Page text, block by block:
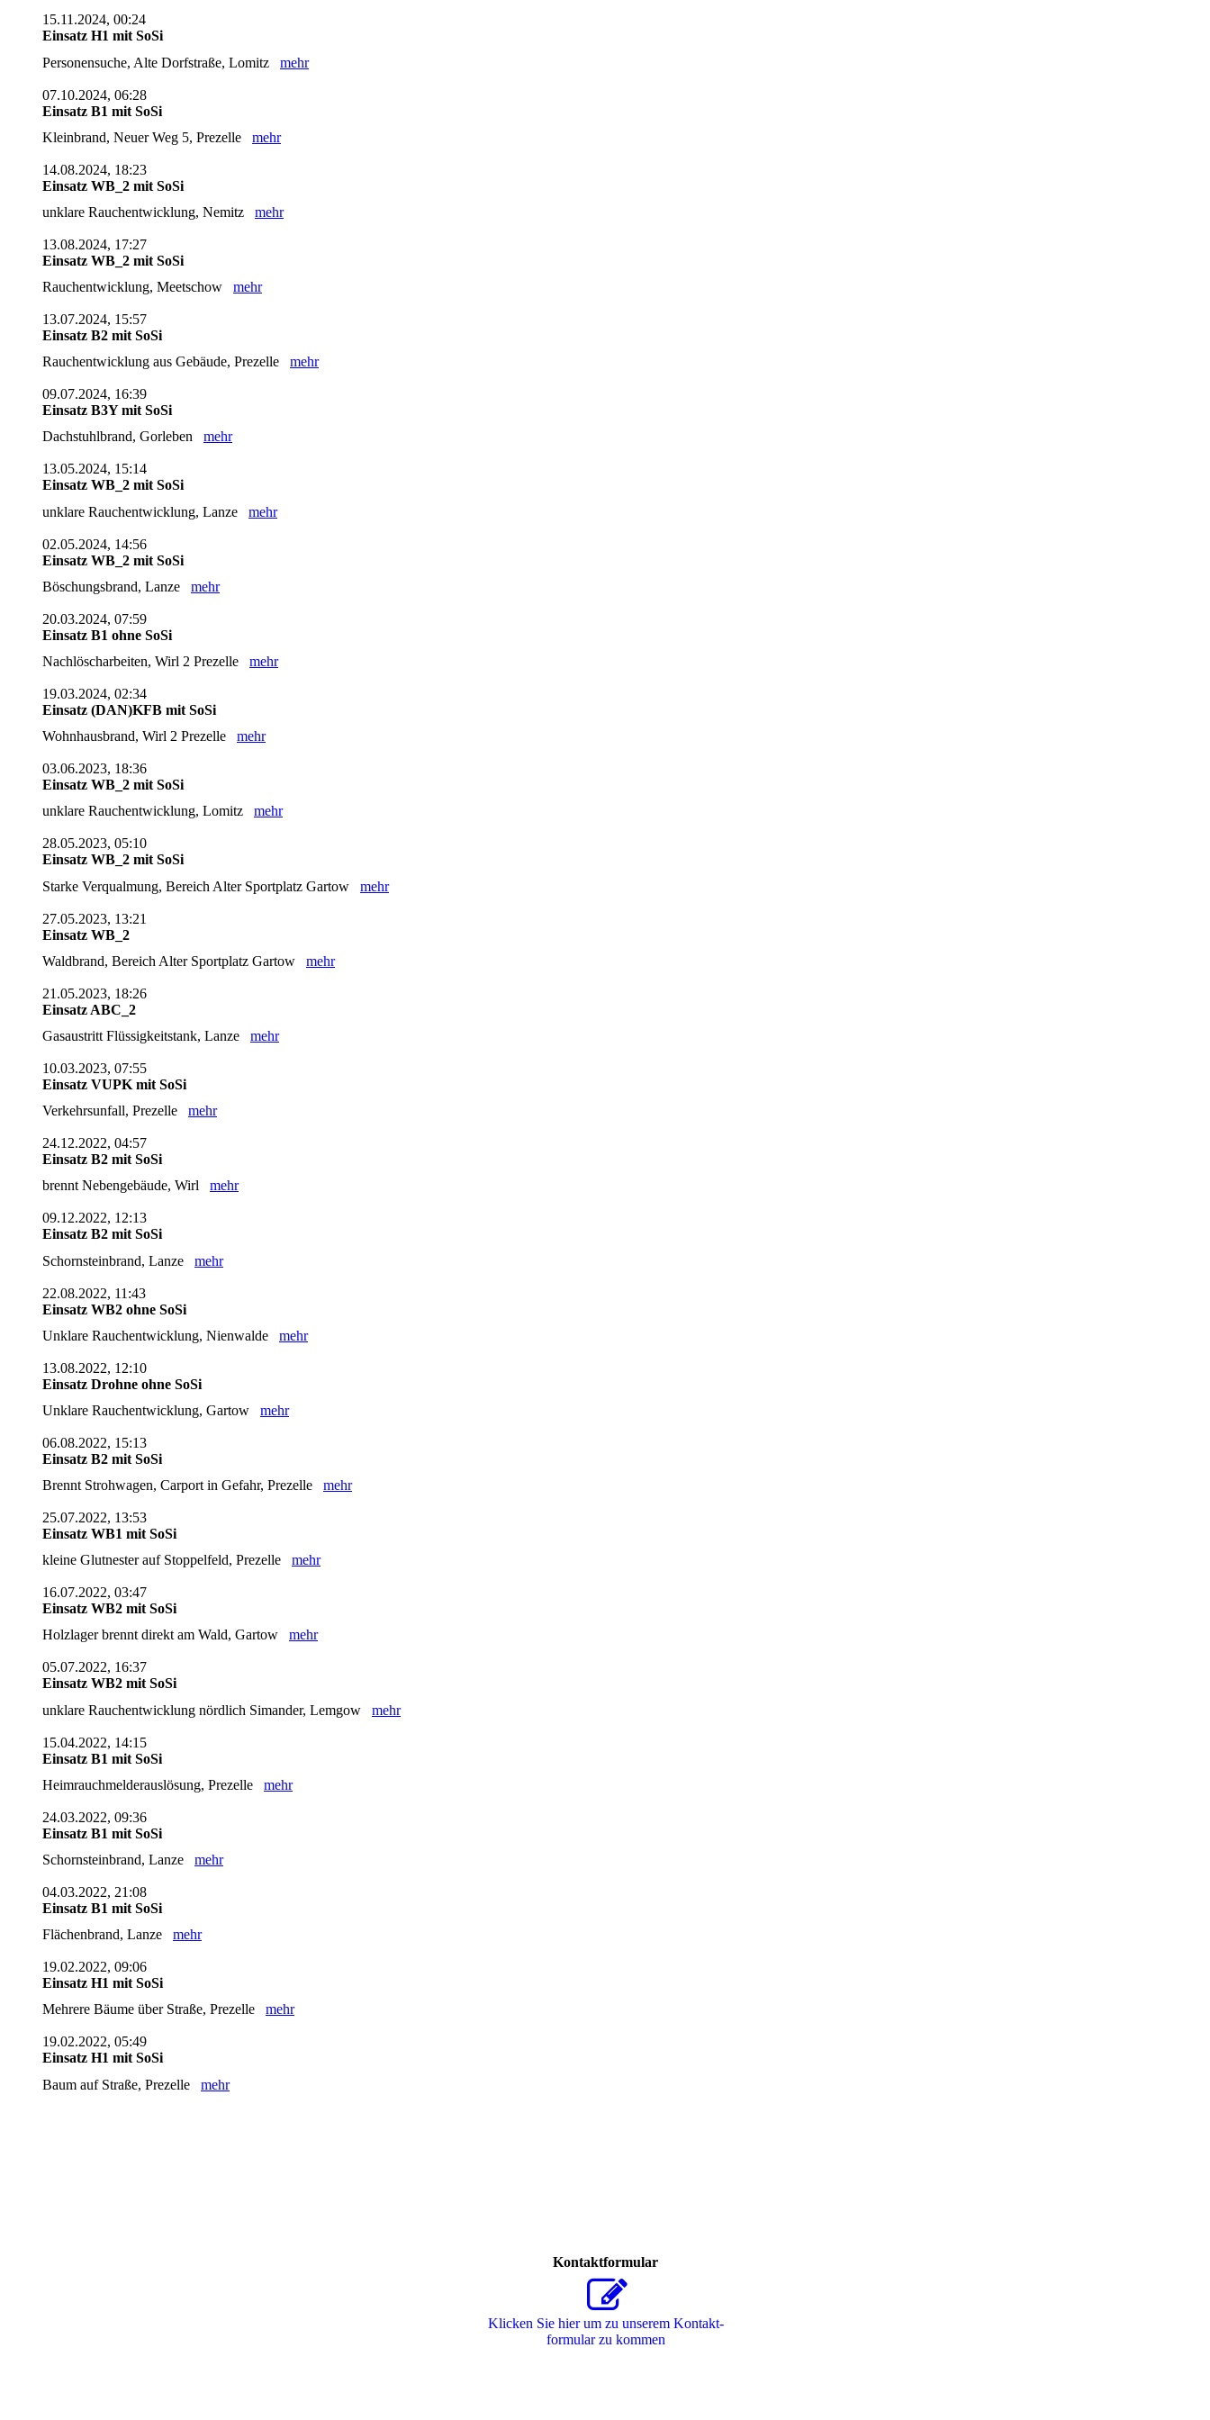
15.11.2024, 00:24
Einsatz H1 mit SoSi
Personensuche, Alte Dorfstraße, Lomitz mehr
07.10.2024, 06:28
Einsatz B1 mit SoSi
Kleinbrand, Neuer Weg 5, Prezelle mehr
14.08.2024, 18:23
Einsatz WB_2 mit SoSi
unklare Rauchentwicklung, Nemitz mehr
13.08.2024, 17:27
Einsatz WB_2 mit SoSi
Rauchentwicklung, Meetschow mehr
13.07.2024, 15:57
Einsatz B2 mit SoSi
Rauchentwicklung aus Gebäude, Prezelle mehr
09.07.2024, 16:39
Einsatz B3Y mit SoSi
Dachstuhlbrand, Gorleben mehr
13.05.2024, 15:14
Einsatz WB_2 mit SoSi
unklare Rauchentwicklung, Lanze mehr
02.05.2024, 14:56
Einsatz WB_2 mit SoSi
Böschungsbrand, Lanze mehr
20.03.2024, 07:59
Einsatz B1 ohne SoSi
Nachlöscharbeiten, Wirl 2 Prezelle mehr
19.03.2024, 02:34
Einsatz (DAN)KFB mit SoSi
Wohnhausbrand, Wirl 2 Prezelle mehr
03.06.2023, 18:36
Einsatz WB_2 mit SoSi
unklare Rauchentwicklung, Lomitz mehr
28.05.2023, 05:10
Einsatz WB_2 mit SoSi
Starke Verqualmung, Bereich Alter Sportplatz Gartow mehr
27.05.2023, 13:21
Einsatz WB_2
Waldbrand, Bereich Alter Sportplatz Gartow mehr
21.05.2023, 18:26
Einsatz ABC_2
Gasaustritt Flüssigkeitstank, Lanze mehr
10.03.2023, 07:55
Einsatz VUPK mit SoSi
Verkehrsunfall, Prezelle mehr
24.12.2022, 04:57
Einsatz B2 mit SoSi
brennt Nebengebäude, Wirl mehr
09.12.2022, 12:13
Einsatz B2 mit SoSi
Schornsteinbrand, Lanze mehr
22.08.2022, 11:43
Einsatz WB2 ohne SoSi
Unklare Rauchentwicklung, Nienwalde mehr
13.08.2022, 12:10
Einsatz Drohne ohne SoSi
Unklare Rauchentwicklung, Gartow mehr
06.08.2022, 15:13
Einsatz B2 mit SoSi
Brennt Strohwagen, Carport in Gefahr, Prezelle mehr
25.07.2022, 13:53
Einsatz WB1 mit SoSi
kleine Glutnester auf Stoppelfeld, Prezelle mehr
16.07.2022, 03:47
Einsatz WB2 mit SoSi
Holzlager brennt direkt am Wald, Gartow mehr
05.07.2022, 16:37
Einsatz WB2 mit SoSi
unklare Rauchentwicklung nördlich Simander, Lemgow mehr
15.04.2022, 14:15
Einsatz B1 mit SoSi
Heimrauchmelderauslösung, Prezelle mehr
24.03.2022, 09:36
Einsatz B1 mit SoSi
Schornsteinbrand, Lanze mehr
04.03.2022, 21:08
Einsatz B1 mit SoSi
Flächenbrand, Lanze mehr
19.02.2022, 09:06
Einsatz H1 mit SoSi
Mehrere Bäume über Straße, Prezelle mehr
19.02.2022, 05:49
Einsatz H1 mit SoSi
Baum auf Straße, Prezelle mehr
Kontaktformular
Klicken Sie hier um zu unserem Kon­takt­
for­mu­lar zu kommen